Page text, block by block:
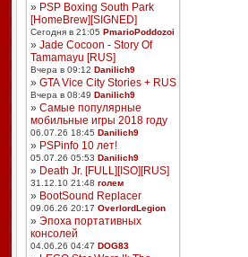
» PSP Boxing South Park
[HomeBrew][SIGNED]
Сегодня в 21:05 PmarioPoddozoi
» Jade Cocoon - Story Of
Tamamayu [RUS]
Вчера в 09:12 Danilich9
» GTA Vice City Stories + RUS
Вчера в 08:49 Danilich9
» Самые популярные
мобильные игры 2018 году
06.07.26 18:45 Danilich9
» PSPinfo 10 лет!
05.07.26 05:53 Danilich9
» Death Jr. [FULL][ISO][RUS]
31.12.10 21:48 голем
» BootSound Replacer
09.06.26 20:17 OverlordLegion
» Эпоха портативных
консолей
04.06.26 04:47 DOG83